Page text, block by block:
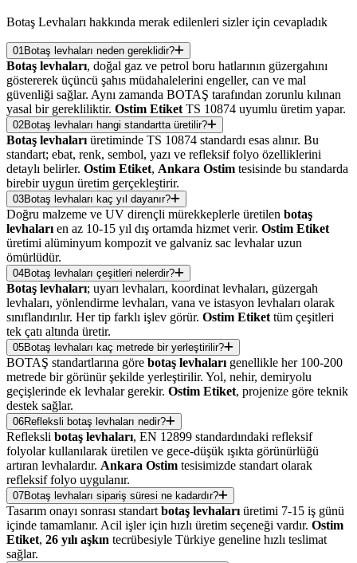
Botaş Levhaları hakkında merak edilenleri sizler için cevapladık
01Botaş levhaları neden gereklidir?
Botaş levhaları, doğal gaz ve petrol boru hatlarının güzergahını
göstererek üçüncü şahıs müdahalelerini engeller, can ve mal
güvenliği sağlar. Aynı zamanda BOTAŞ tarafından zorunlu kılınan
yasal bir gerekliliktir. Ostim Etiket TS 10874 uyumlu üretim yapar.
02Botaş levhaları hangi standartta üretilir?
Botaş levhaları üretiminde TS 10874 standardı esas alınır. Bu
standart; ebat, renk, sembol, yazı ve refleksif folyo özelliklerini
detaylı belirler. Ostim Etiket, Ankara Ostim tesisinde bu standarda
birebir uygun üretim gerçekleştirir.
03Botaş levhaları kaç yıl dayanır?
Doğru malzeme ve UV dirençli mürekkeplerle üretilen botaş
levhaları en az 10-15 yıl dış ortamda hizmet verir. Ostim Etiket
üretimi alüminyum kompozit ve galvaniz sac levhalar uzun
ömürlüdür.
04Botaş levhaları çeşitleri nelerdir?
Botaş levhaları; uyarı levhaları, koordinat levhaları, güzergah
levhaları, yönlendirme levhaları, vana ve istasyon levhaları olarak
sınıflandırılır. Her tip farklı işlev görür. Ostim Etiket tüm çeşitleri
tek çatı altında üretir.
05Botaş levhaları kaç metrede bir yerleştirilir?
BOTAŞ standartlarına göre botaş levhaları genellikle her 100-200
metrede bir görünür şekilde yerleştirilir. Yol, nehir, demiryolu
geçişlerinde ek levhalar gerekir. Ostim Etiket, projenize göre teknik
destek sağlar.
06Refleksli botaş levhaları nedir?
Refleksli botaş levhaları, EN 12899 standardındaki refleksif
folyolar kullanılarak üretilen ve gece-düşük ışıkta görünürlüğü
artıran levhalardır. Ankara Ostim tesisimizde standart olarak
refleksif folyo uygulanır.
07Botaş levhaları sipariş süresi ne kadardır?
Tasarım onayı sonrası standart botaş levhaları üretimi 7-15 iş günü
içinde tamamlanır. Acil işler için hızlı üretim seçeneği vardır. Ostim
Etiket, 26 yılı aşkın tecrübesiyle Türkiye geneline hızlı teslimat
sağlar.